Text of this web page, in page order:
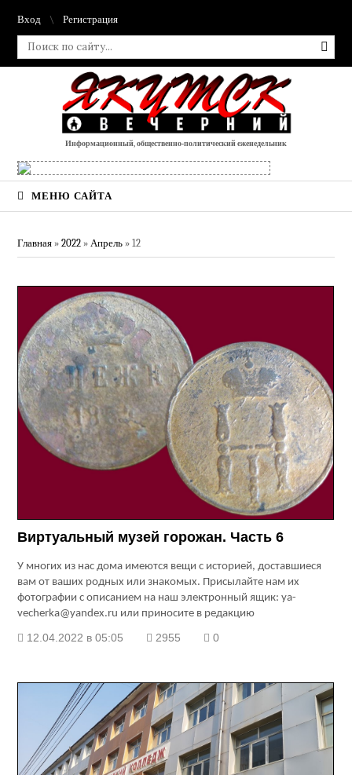
Вход Регистрация
Информационный, общественно-политический еженедельник
МЕНЮ САЙТА
Главная »2022 » Апрель » 12
Виртуальный музей горожан. Часть 6
У многих из нас дома имеются вещи с историей, доставшиеся
вам от ваших родных или знакомых. Присылайте нам их
фотографии с описанием на наш электронный ящик: ya-
vecherka@yandex.ru или приносите в редакцию
12.04.2022 в 05:05 2955 0